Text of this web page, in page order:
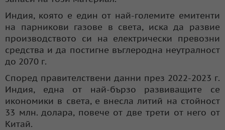
Индия, която е един от най-големите емитенти
на парникови газове в света, иска да развие
производството си на електрически превозни
средства и да постигне въглеродна неутралност
до 2070 г.
Според правителствени данни през 2022-2023 г.
Индия, една от най-бързо развиващите се
икономики в света, е внесла литий на стойност
33 млн. долара, повече от две трети от него от
Китай.